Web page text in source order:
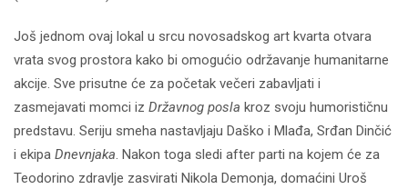
Još jednom ovaj lokal u srcu novosadskog art kvarta otvara
vrata svog prostora kako bi omogućio održavanje humanitarne
akcije. Sve prisutne će za početak večeri zabavljati i
zasmejavati momci iz Državnog posla kroz svoju humorističnu
predstavu. Seriju smeha nastavljaju Daško i Mlađa, Srđan Dinčić
i ekipa Dnevnjaka. Nakon toga sledi after parti na kojem će za
Teodorino zdravlje zasvirati Nikola Demonja, domaćini Uroš